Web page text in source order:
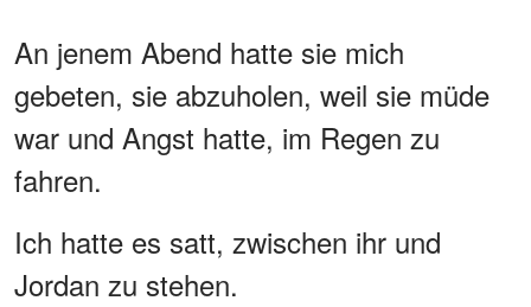
An jenem Abend hatte sie mich
gebeten, sie abzuholen, weil sie müde
war und Angst hatte, im Regen zu
fahren.
Ich hatte es satt, zwischen ihr und
Jordan zu stehen.